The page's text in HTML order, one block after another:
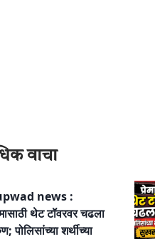
वाचा
news :
थेट टॉवरवर चढला
पोलिसांच्या शर्थीच्या